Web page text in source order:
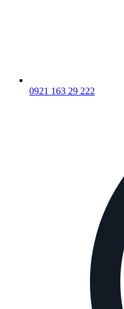
0921 163 29 222